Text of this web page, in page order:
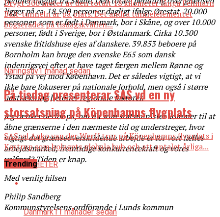
ligger på ca. 18.500 personer dagligt ifølge Ørestat. 20.000
personer, som er født i Danmark, bor i Skåne, og over 10.000
personer, født i Sverige, bor i Østdanmark. Cirka 10.300
svenske fritidshuse ejes af danskere. 39.853 beboere på
Bornholm kan bruge den svenske E65 som dansk
indenrigsvej efter at have taget færgen mellem Rønne og
Ystad på vej mod København. Det er således vigtigt, at vi
ikke bare fokuserer på nationale forhold, men også i større
udstrækning betoner regionale faktorer.
Jeg tænker derfor på, om du som statsminister kommer til at
åbne grænserne i den nærmeste tid og understreger, hvor
vigtigt det grænseoverskridende arbejde er for vort fælles
arbejdsmarked, fremtidige konkurrencekraft og vores
velfærd? Tiden er knap.
Med venlig hilsen
Philip Sandberg
Kommunstyrelsens ordförande i Lunds kommun
Drygt 500 meter av den totalt 18 kilometer långa Fehmarn
Bält-tunneln är på plats. Det andra tunnelelementet
bogserades på tisdagskvällen...
Näringsliv1 månad sedan
På tisdag presenterar SAS vd en ny
storsatsning på Köpenhamns flygplats
SAS vd Anko van der Werff tror på Köpenhamns flygplats i
Kastrup som bolagets globala hub och att antalet årliga...
ALLA NYHETER
Trending
Danmark11 månader sedan